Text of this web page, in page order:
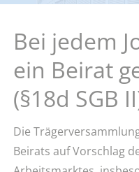
Bei jedem
ein Beirat
(§18d SGB
Die
Beirats auf Vorschlag